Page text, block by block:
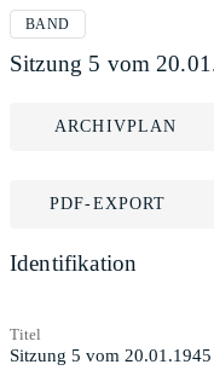
BAND
Sitzung 5 vom
ARCHIVPLAN
PDF-EXPORT
Identifikation
Titel
Sitzung 5 vom 20.01.1945